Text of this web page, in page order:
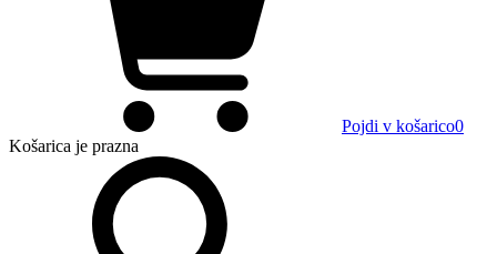
Pojdi v košarico0
Košarica je prazna